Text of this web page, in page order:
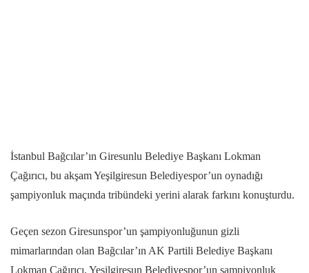
İstanbul Bağcılar’ın Giresunlu Belediye Başkanı Lokman
Çağırıcı, bu akşam Yeşilgiresun Belediyespor’un oynadığı
şampiyonluk maçında tribündeki yerini alarak farkını konuşturdu.
Geçen sezon Giresunspor’un şampiyonluğunun gizli
mimarlarından olan Bağcılar’ın AK Partili Belediye Başkanı
Lokman Çağırıcı, Yeşilgiresun Belediyespor’un şampiyonluk